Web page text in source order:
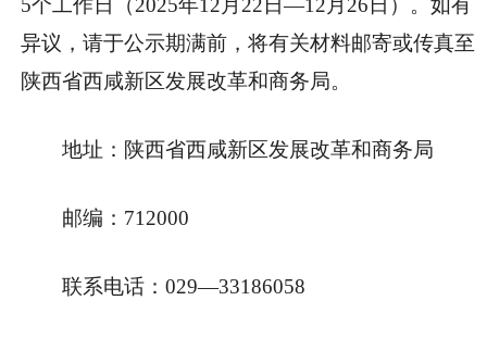
5个工作日（2025年12月22日—12月26日）。如有
异议，请于公示期满前，将有关材料邮寄或传真至
陕西省西咸新区发展改革和商务局。
地址：陕西省西咸新区发展改革和商务局
邮编：712000
联系电话：029—33186058